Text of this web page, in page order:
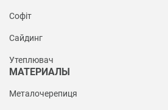
Софіт
Сайдинг
Утеплювач
МАТЕРИАЛЫ
Металочерепиця